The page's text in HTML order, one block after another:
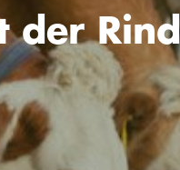
der